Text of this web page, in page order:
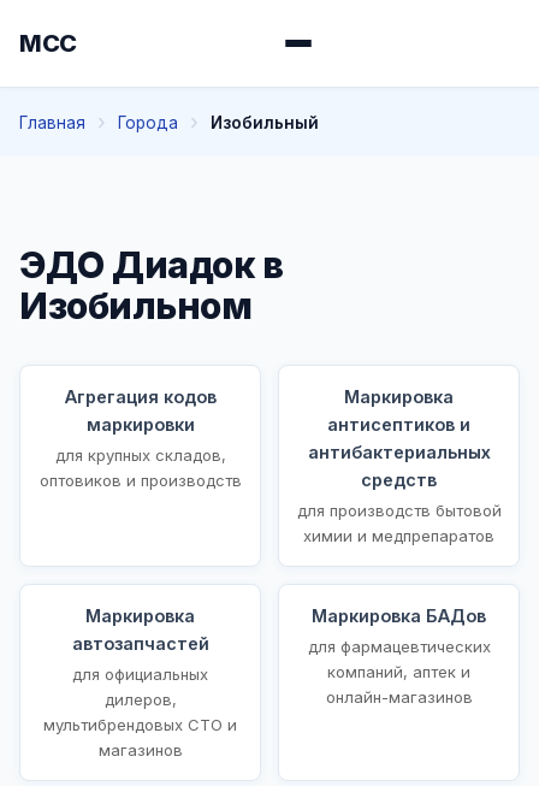
МСС
Главная Города Изобильный
ЭДО Диадок в
Изобильном
Агрегация кодов
маркировки
для крупных складов,
оптовиков и производств
Маркировка
антисептиков и
антибактериальных
средств
для производств бытовой
химии и медпрепаратов
Маркировка
автозапчастей
для официальных
дилеров,
мультибрендовых СТО и
магазинов
Маркировка БАДов
для фармацевтических
компаний, аптек и
онлайн-магазинов